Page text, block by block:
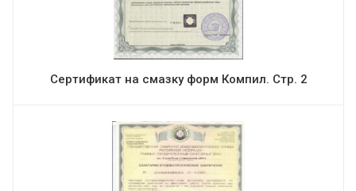
Сертификат на смазку форм Компил. Стр. 2